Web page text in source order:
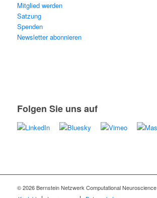
Mitglied werden
Satzung
Spenden
Newsletter abonnieren
Folgen Sie uns auf
© 2026 Bernstein Netzwerk Computational Neuroscience